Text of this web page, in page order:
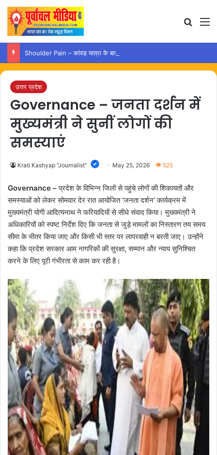
उत्तर प्रदेश
Governance – जनता दर्शन में
मुख्यमंत्री ने सुनीं लोगों की
समस्याएं
Krati Kashyap "Journalist" May 25, 2026 525
Governance –प्रदेश के विभिन्न जिलों से पहुंचे लोगों की शिकायतों और
समस्याओं को लेकर सोमवार देर रात आयोजित ‘जनता दर्शन’ कार्यक्रम में
मुख्यमंत्री योगी आदित्यनाथ ने फरियादियों से सीधे संवाद किया। मुख्यमंत्री ने
अधिकारियों को स्पष्ट निर्देश दिए कि जनता से जुड़े मामलों का निस्तारण तय समय
सीमा के भीतर किया जाए और किसी भी स्तर पर लापरवाही न बरती जाए। उन्होंने
कहा कि प्रदेश सरकार आम नागरिकों की सुरक्षा, सम्मान और न्याय सुनिश्चित
करने के लिए पूरी गंभीरता से काम कर रही है।